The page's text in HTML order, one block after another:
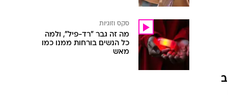
סקס וזוגיות
מה זה גבר "רד-פיל", ולמה
כל הנשים בורחות ממנו כמו
מאש